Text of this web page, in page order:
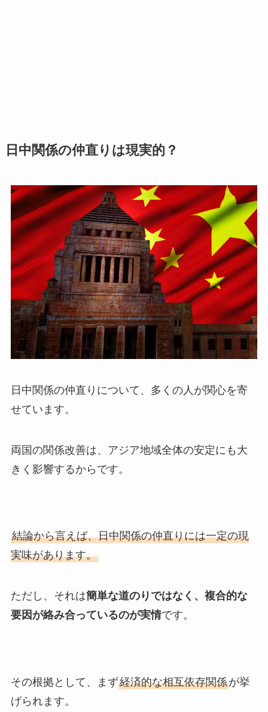
日中関係の仲直りは現実的？
日中関係の仲直りについて、多くの人が関心を寄
せています。
両国の関係改善は、アジア地域全体の安定にも大
きく影響するからです。
結論から言えば、日中関係の仲直りには一定の現
実味があります。
ただし、それは簡単な道のりではなく、複合的な
要因が絡み合っているのが実情です。
その根拠として、まず経済的な相互依存関係が挙
げられます。